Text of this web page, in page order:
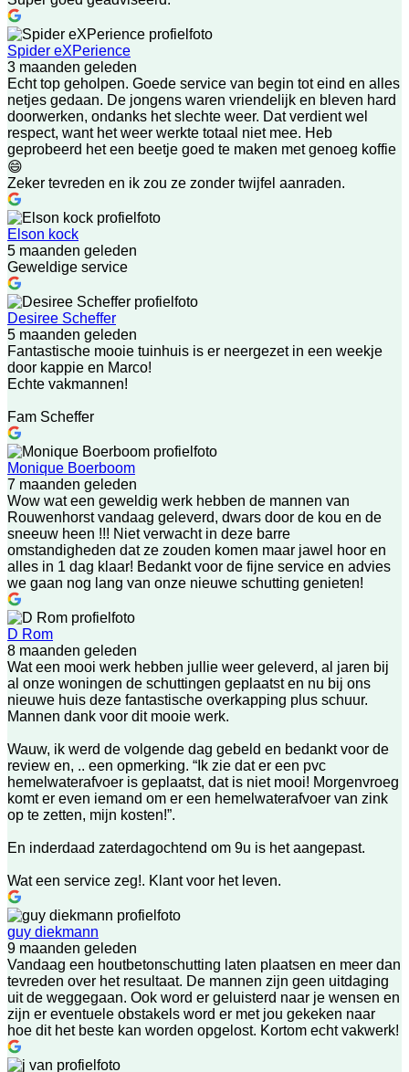
Spider eXPerience
3 maanden geleden
Echt top geholpen. Goede service van begin tot eind en alles
netjes gedaan. De jongens waren vriendelijk en bleven hard
doorwerken, ondanks het slechte weer. Dat verdient wel
respect, want het weer werkte totaal niet mee. Heb
geprobeerd het een beetje goed te maken met genoeg koffie
😄
Zeker tevreden en ik zou ze zonder twijfel aanraden.
Elson kock
5 maanden geleden
Geweldige service
Desiree Scheffer
5 maanden geleden
Fantastische mooie tuinhuis is er neergezet in een weekje
door kappie en Marco!
Echte vakmannen!
Fam Scheffer
Monique Boerboom
7 maanden geleden
Wow wat een geweldig werk hebben de mannen van
Rouwenhorst vandaag geleverd, dwars door de kou en de
sneeuw heen !!! Niet verwacht in deze barre
omstandigheden dat ze zouden komen maar jawel hoor en
alles in 1 dag klaar! Bedankt voor de fijne service en advies
we gaan nog lang van onze nieuwe schutting genieten!
D Rom
8 maanden geleden
Wat een mooi werk hebben jullie weer geleverd, al jaren bij
al onze woningen de schuttingen geplaatst en nu bij ons
nieuwe huis deze fantastische overkapping plus schuur.
Mannen dank voor dit mooie werk.
Wauw, ik werd de volgende dag gebeld en bedankt voor de
review en, .. een opmerking. “Ik zie dat er een pvc
hemelwaterafvoer is geplaatst, dat is niet mooi! Morgenvroeg
komt er even iemand om er een hemelwaterafvoer van zink
op te zetten, mijn kosten!”.
En inderdaad zaterdagochtend om 9u is het aangepast.
Wat een service zeg!. Klant voor het leven.
guy diekmann
9 maanden geleden
Vandaag een houtbetonschutting laten plaatsen en meer dan
tevreden over het resultaat. De mannen zijn geen uitdaging
uit de weggegaan. Ook word er geluisterd naar je wensen en
zijn er eventuele obstakels word er met jou gekeken naar
hoe dit het beste kan worden opgelost. Kortom echt vakwerk!